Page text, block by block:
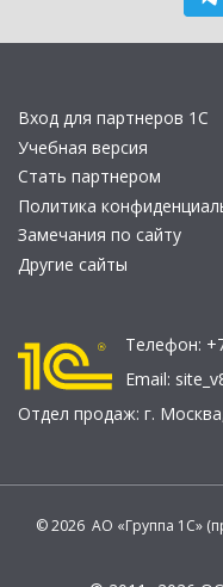
Вход для партнеров 1С
Учебная версия
Стать партнером
Политика
Замечания по сайту
Другие сайты
Телефон:
Email:
Отдел продаж: г. Москва
© 2026 АО «Группа 1С»